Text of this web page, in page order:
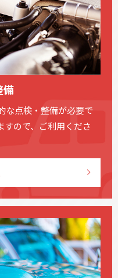
備
な点検・整備が必要で
すので、ご利用くださ